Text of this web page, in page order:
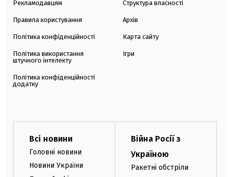
Рекламодавцям
Правила користування
Політика конфіденційності
Політика використання
штучного інтелекту
Політика конфіденційності
додатку
Структура власності
Архів
Карта сайту
Ігри
Всі новини
Головні новини
Новини України
Війна Росії з
Україною
Ракетні обстріли